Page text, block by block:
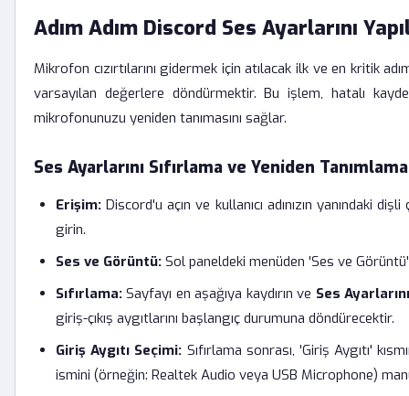
Adım Adım Discord Ses Ayarlarını
Mikrofon cızırtılarını gidermek için atılacak ilk ve en kritik
varsayılan değerlere döndürmektir. Bu işlem, hatalı
mikrofonunuzu yeniden tanımasını sağlar.
Ses Ayarlarını Sıfırlama ve Yeniden Tanımlama
Erişim: Discord'u açın ve kullanıcı adınızın yanındaki
girin.
Ses ve Görüntü: Sol paneldeki menüden 'Ses ve
Sıfırlama: Sayfayı en aşağıya kaydırın ve Ses
giriş-çıkış aygıtlarını başlangıç durumuna döndürecektir.
Giriş Aygıtı Seçimi: Sıfırlama sonrası, 'Giriş Aygıtı'
ismini (örneğin: Realtek Audio veya USB Microphone)